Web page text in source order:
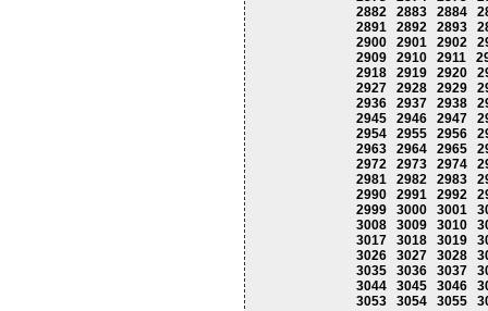
2882
2883 2884
2891
2892 2893
2900
2901 2902
2909
2910 2911
2918
2919 2920
2927
2928 2929
2936
2937 2938
2945
2946 2947
2954
2955 2956
2963
2964 2965
2972
2973 2974
2981
2982 2983
2990
2991 2992
2999
3000 3001
3008
3009 3010
3017
3018 3019
3026
3027 3028
3035
3036 3037
3044
3045 3046
3053
3054 3055